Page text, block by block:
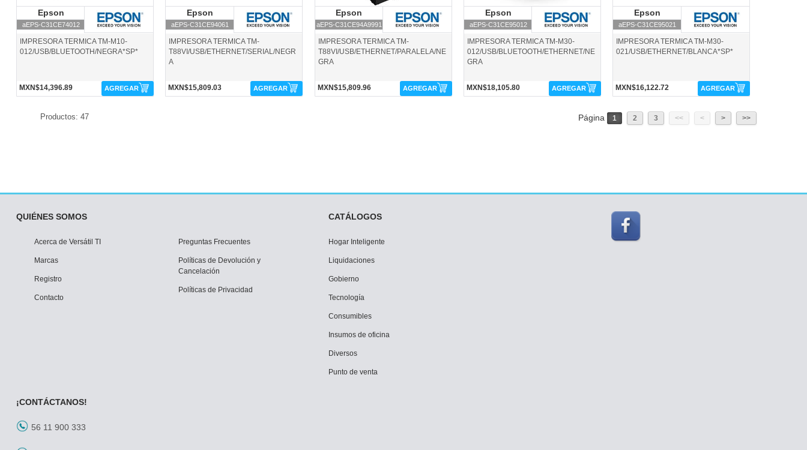
Epson
aEPS-C31CE74012
Epson
IMPRESORA TERMICA TM-M10-
012/USB/BLUETOOTH/NEGRA*SP*
MXN$14,396.89 AGREGAR
Epson
aEPS-C31CE94061
Epson
IMPRESORA TERMICA TM-
T88VI/USB/ETHERNET/SERIAL/NEGR
A
MXN$15,809.03 AGREGAR
Epson
aEPS-C31CE94A9991
Epson
IMPRESORA TERMICA TM-
T88VI/USB/ETHERNET/PARALELA/NE
GRA
MXN$15,809.96 AGREGAR
Epson
aEPS-C31CE95012
Epson
IMPRESORA TERMICA TM-M30-
012/USB/BLUETOOTH/ETHERNET/NE
GRA
MXN$18,105.80 AGREGAR
Epson
aEPS-C31CE95021
Epson
IMPRESORA TERMICA TM-M30-
021/USB/ETHERNET/BLANCA*SP*
MXN$16,122.72 AGREGAR
Productos: 47 Página 1 2 3 << < > >>
QUIÉNES SOMOS
Acerca de Versátil TI
Marcas
Registro
Contacto
Preguntas Frecuentes
Políticas de Devolución y
Cancelación
Políticas de Privacidad
CATÁLOGOS
Hogar Inteligente
Liquidaciones
Gobierno
Tecnología
Consumibles
Insumos de oficina
Diversos
Punto de venta
¡CONTÁCTANOS!
56 11 900 333